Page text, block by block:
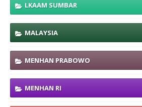
LKAAM SUMBAR
MALAYSIA
MENHAN PRABOWO
MENHAN RI